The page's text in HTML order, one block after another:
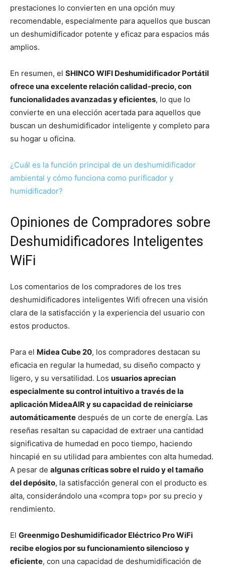
prestaciones lo convierten en una opción muy
recomendable, especialmente para aquellos que buscan
un deshumidificador potente y eficaz para espacios más
amplios.
En resumen, el SHINCO WIFI Deshumidificador Portátil
ofrece una excelente relación calidad-precio, con
funcionalidades avanzadas y eficientes, lo que lo
convierte en una elección acertada para aquellos que
buscan un deshumidificador inteligente y completo para
su hogar u oficina.
¿Cuál es la función principal de un deshumidificador
ambiental y cómo funciona como purificador y
humidificador?
Opiniones de Compradores sobre
Deshumidificadores Inteligentes
WiFi
Los comentarios de los compradores de los tres
deshumidificadores inteligentes Wifi ofrecen una visión
clara de la satisfacción y la experiencia del usuario con
estos productos.
Para el Midea Cube 20, los compradores destacan su
eficacia en regular la humedad, su diseño compacto y
ligero, y su versatilidad. Los usuarios aprecian
especialmente su control intuitivo a través de la
aplicación MideaAIR y su capacidad de reiniciarse
automáticamente después de un corte de energía. Las
reseñas resaltan su capacidad de extraer una cantidad
significativa de humedad en poco tiempo, haciendo
hincapié en su utilidad para ambientes con alta humedad.
A pesar de algunas críticas sobre el ruido y el tamaño
del depósito, la satisfacción general con el producto es
alta, considerándolo una «compra top» por su precio y
rendimiento.
El Greenmigo Deshumidificador Eléctrico Pro WiFi
recibe elogios por su funcionamiento silencioso y
eficiente, con una capacidad de deshumidificación de